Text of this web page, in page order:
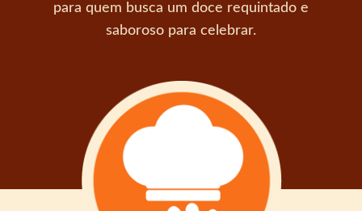
para quem busca um doce requintado e
saboroso para celebrar.